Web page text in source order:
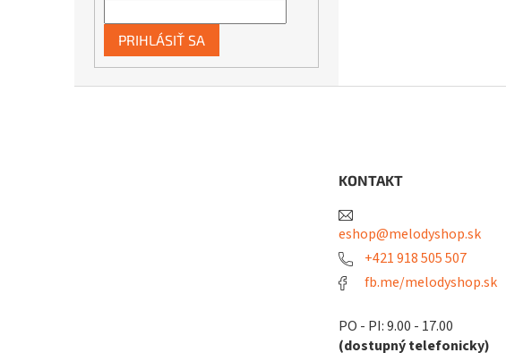
PRIHLÁSIŤ SA
KONTAKT
eshop@melodyshop.sk
+421 918 505 507
fb.me/melodyshop.sk
PO - PI: 9.00 - 17.00
(dostupný telefonicky)